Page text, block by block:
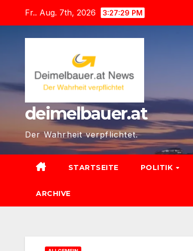
springen
Fr.. Aug. 7th, 2026 3:27:31 PM
deimelbauer.at
Der Wahrheit verpflichtet.
STARTSEITE POLITIK
ARCHIVE